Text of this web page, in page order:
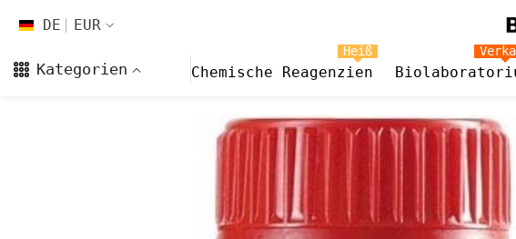
DE
EUR
Kategorien Chemische Reagenzien
Heiß